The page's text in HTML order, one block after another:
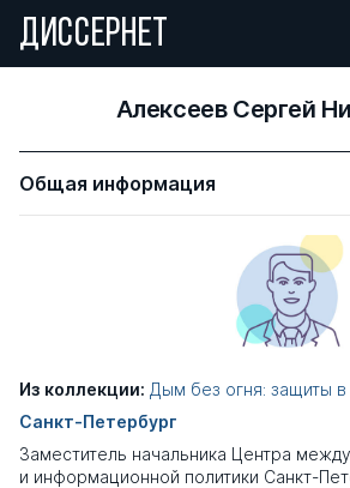
ДИССЕРНЕТ
Алексеев Сергей
Общая информация
Из коллекции: Дым без огня: защиты
Санкт-Петербург
Заместитель начальника Центра
и информационной политики Санкт-